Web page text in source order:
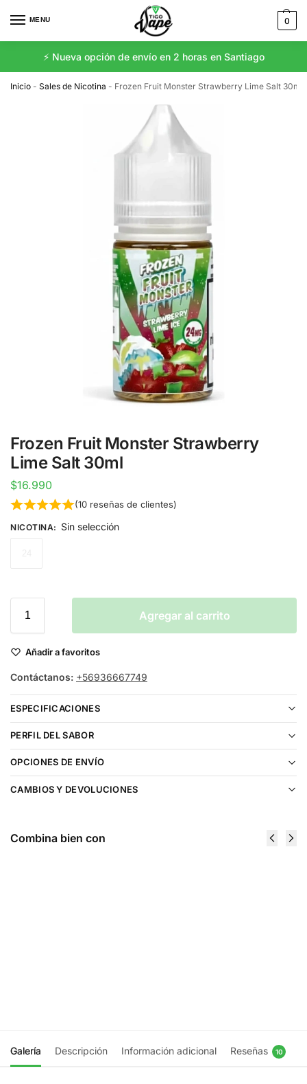
MENU 0
⚡️ Nueva opción de envío en 2 horas en Santiago
Inicio - Sales de Nicotina - Frozen Fruit Monster Strawberry Lime Salt 30ml
Frozen Fruit Monster Strawberry
Lime Salt 30ml
$16.990
(10reseñas de clientes)
NICOTINA: Sin selección
Agregar al carrito
Añadir a favoritos
Contáctanos: +56936667749
ESPECIFICACIONES
PERFIL DEL SABOR
OPCIONES DE ENVÍO
CAMBIOS Y DEVOLUCIONES
Combina bien con
Galería Descripción Información adicional Reseñas 10